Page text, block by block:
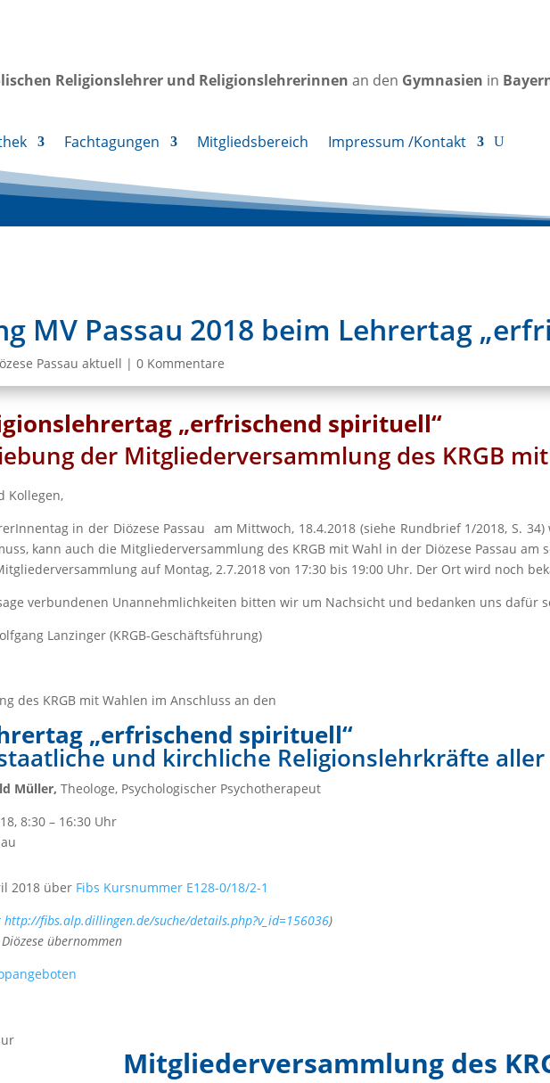
Religionslehrer und Religionslehrerinnen an den Gymnasien in
Fachtagungen Mitgliedsbereich Impressum /Kontakt
MV Passau 2018 beim Lehrertag
Passau aktuell |0 Kommentare
„erfrischend spirituell“
der Mitgliederversammlung des KRGB
Kollegen,
in der Diözese Passau am Mittwoch, 18.4.2018 (siehe Rundbrief 1/2018, S.
kann auch die Mitgliederversammlung des KRGB mit Wahl in der Diözese Passau am
auf Montag, 2.7.2018 von 17:30 bis 19:00 Uhr. Der Ort wird noch
verbundenen Unannehmlichkeiten bitten wir um Nachsicht und bedanken uns dafür
Lanzinger (KRGB-Geschäftsführung)
des KRGB mit Wahlen im Anschluss an den
„erfrischend spirituell“
und kirchliche Religionslehrkräfte
Müller, Theologe, Psychologischer Psychotherapeut
8:30 – 16:30 Uhr
2018 über Fibs Kursnummer E128-0/18/2-1
http://fibs.alp.dillingen.de/suche/details.php?v_id=156036)
übernommen
Mitgliederversammlung des